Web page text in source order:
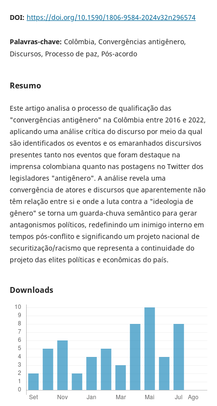
DOI: https://doi.org/10.1590/1806-9584-2024v32n296574
Palavras-chave: Colômbia, Convergências antigênero,
Discursos, Processo de paz, Pós-acordo
Resumo
Este artigo analisa o processo de qualificação das
"convergências antigênero" na Colômbia entre 2016 e 2022,
aplicando uma análise crítica do discurso por meio da qual
são identificados os eventos e os emaranhados discursivos
presentes tanto nos eventos que foram destaque na
imprensa colombiana quanto nas postagens no Twitter dos
legisladores "antigênero". A análise revela uma
convergência de atores e discursos que aparentemente não
têm relação entre si e onde a luta contra a "ideologia de
gênero" se torna um guarda-chuva semântico para gerar
antagonismos políticos, redefinindo um inimigo interno em
tempos pós-conflito e significando um projeto nacional de
securitização/racismo que representa a continuidade do
projeto das elites políticas e econômicas do país.
Downloads